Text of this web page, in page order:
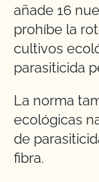
añade 16
prohíbe la
cultivos
parasiticida
La norma
ecológicas
de
fibra.